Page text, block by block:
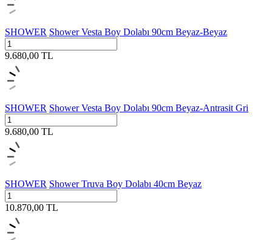
SHOWER Shower Vesta Boy Dolabı 90cm Beyaz-Beyaz
9.680,00 TL
SHOWER Shower Vesta Boy Dolabı 90cm Beyaz-Antrasit Gri
9.680,00 TL
SHOWER Shower Truva Boy Dolabı 40cm Beyaz
10.870,00 TL